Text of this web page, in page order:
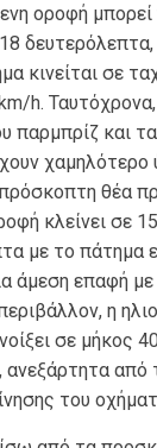
οροφή μπορεί
δευτερόλεπτα,
κινείται σε
h. Ταυτόχρονα,
παρμπρίζ και
χαμηλότερο
θέα
κλείνει σε 15
με το πάτημα
άμεση επαφή
η
σε μήκος 40
από
του